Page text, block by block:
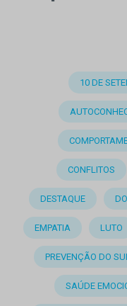
10 DE
CONFLITOS
DESTAQUE
EMPATIA LUTO
PREVENÇÃO DO
SAÚDE